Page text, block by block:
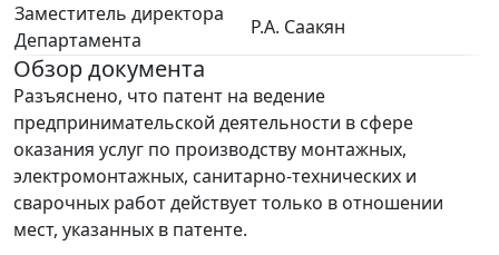
Заместитель директора
Департамента
Р.А. Саакян
Обзор документа
Разъяснено, что патент на ведение
предпринимательской деятельности в сфере
оказания услуг по производству монтажных,
электромонтажных, санитарно-технических и
сварочных работ действует только в отношении
мест, указанных в патенте.